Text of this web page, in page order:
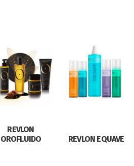
REVLON
OROFLUIDO
REVLON EQUAVE